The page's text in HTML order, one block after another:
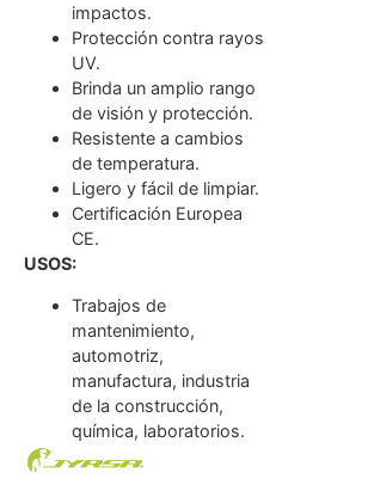
impactos.
Protección contra rayos
UV.
Brinda un amplio rango
de visión y protección.
Resistente a cambios
de temperatura.
Ligero y fácil de limpiar.
Certificación Europea
CE.
USOS:
Trabajos de
mantenimiento,
automotriz,
manufactura, industria
de la construcción,
química, laboratorios.